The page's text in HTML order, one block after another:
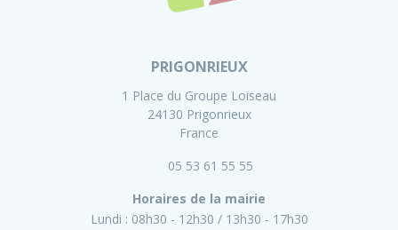
PRIGONRIEUX
1 Place du Groupe Loiseau
24130 Prigonrieux
France
05 53 61 55 55
Horaires de la mairie
Lundi : 08h30 - 12h30
13h30 - 17h30